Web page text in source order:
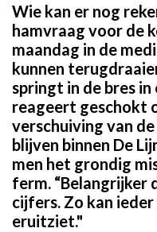
Wie kan er nog
hamvraag voor de
maandag in de
kunnen
springt in de bres
reageert geschokt
verschuiving van
blijven binnen De
men het grondig
ferm. “Belangrijker
cijfers. Zo kan
eruitziet."